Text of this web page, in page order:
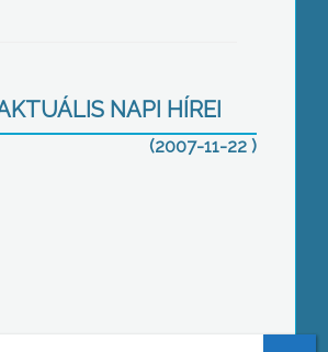
NAPI HÍREI
(2007-11-22 )